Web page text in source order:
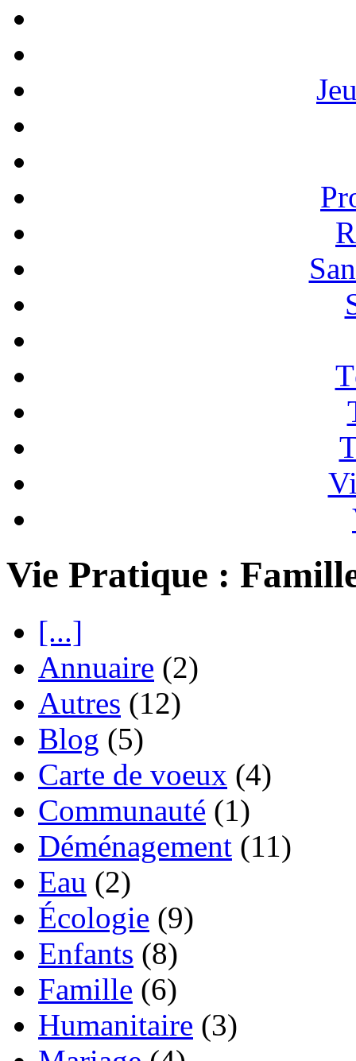
Vie Pratique :
[...]
Annuaire (2)
Autres (12)
Blog (5)
Carte de voeux (4)
Communauté (1)
Déménagement (11)
Eau (2)
Écologie (9)
Enfants (8)
Famille (6)
Humanitaire (3)